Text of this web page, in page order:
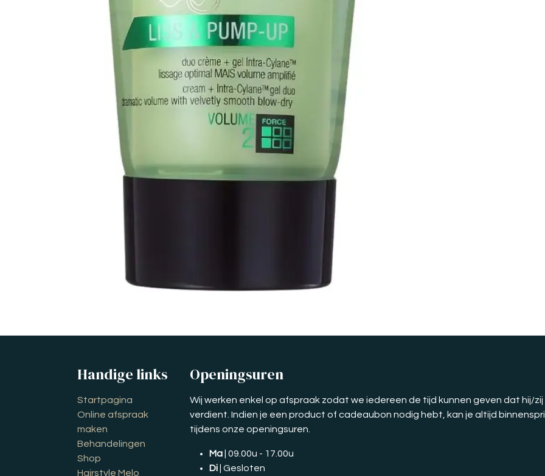
Handige links
Startpagina
Online afspraak
maken
Behandelingen
Shop
Hairstyle Melo
Openingsuren
Wij werken enkel op afspraak zodat we iedereen de tijd kunnen geven dat hij/zij
verdient. Indien je een product of cadeaubon nodig hebt, kan je altijd
tijdens onze openingsuren.
Ma | 09.00u - 17.00u
Di | Gesloten